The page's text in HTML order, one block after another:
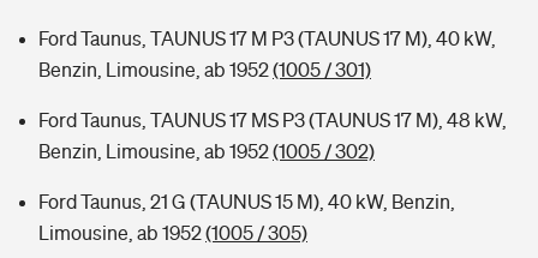
Ford Taunus, TAUNUS 17 M P3 (TAUNUS 17 M), 40 kW,
Benzin, Limousine, ab 1952(1005 / 301)
Ford Taunus, TAUNUS 17 MS P3 (TAUNUS 17 M), 48 kW,
Benzin, Limousine, ab 1952(1005 / 302)
Ford Taunus, 21 G (TAUNUS 15 M), 40 kW, Benzin,
Limousine, ab 1952(1005 / 305)